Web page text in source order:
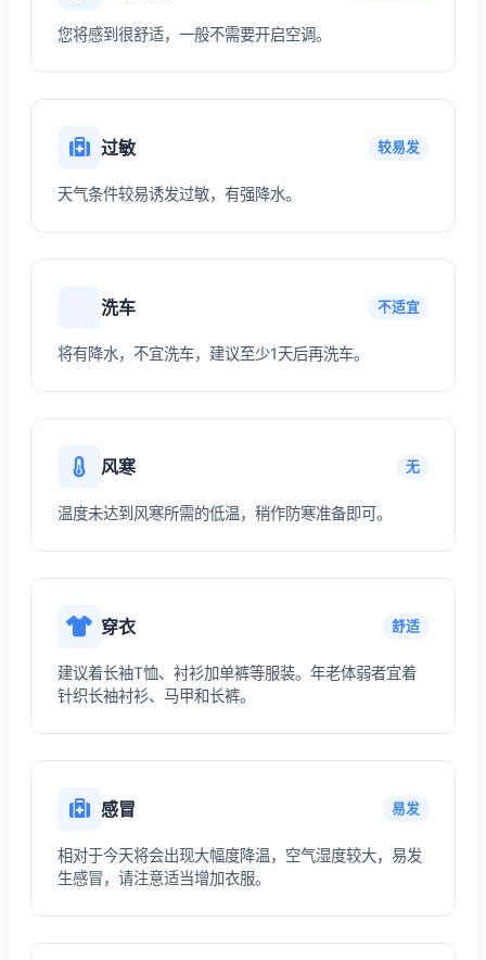
您将感到很舒适，一般不需要开启空调。
过敏 较易发
天气条件较易诱发过敏，有强降水。
洗车 不适宜
将有降水，不宜洗车，建议至少1天后再洗车。
风寒 无
温度未达到风寒所需的低温，稍作防寒准备即可。
穿衣 舒适
建议着长袖T恤、衬衫加单裤等服装。年老体弱者宜着
针织长袖衬衫、马甲和长裤。
感冒 易发
相对于今天将会出现大幅度降温，空气湿度较大，易发
生感冒，请注意适当增加衣服。